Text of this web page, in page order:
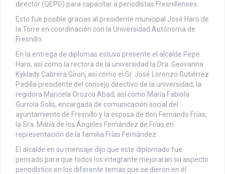
director (QEPD) para capacitar a periodistas Fresnillenses.
Esto fue posible gracias al presidente municipal José Haro de
la Torre en coordinación con la Universidad Autónoma de
Fresnillo.
En la entrega de diplomas estuvo presente el alcalde Pepe
Haro, así como la rectora de la universidad la Dra. Geovanna
Kyklady Cabrera Giron, así como el Sr. José Lorenzo Gutiérrez
Padilla presidente del consejo directivo de la universidad, la
regidora Maricela Orozco Abad, así como María Fabiola
Gurrola Solís, encargada de comunicación social del
ayuntamiento de Fresnillo y la esposa de don Fernando Frías,
la Sra. María de los Ángeles Fernández de Frías en
representación de la familia Frías Fernández.
El alcalde en su mensaje dijo que este diplomado fue
pensado para que todos los integrante mejoraran su aspecto
periodístico en los diferente temas que se dieron en él.